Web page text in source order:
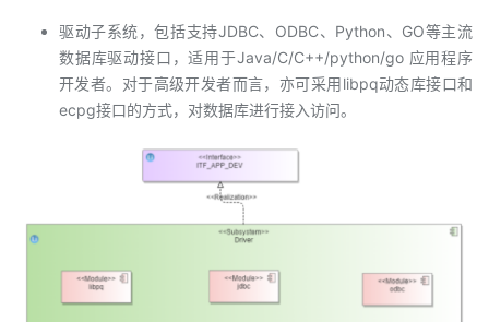
驱动子系统，包括支持JDBC、ODBC、Python、GO等主流
数据库驱动接口，适用于Java/C/C++/python/go 应用程序
开发者。对于高级开发者而言，亦可采用libpq动态库接口和
ecpg接口的方式，对数据库进行接入访问。